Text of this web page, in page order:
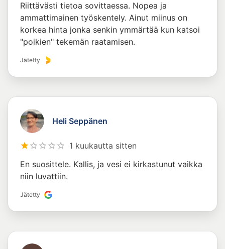
Riittävästi tietoa sovittaessa. Nopea ja
ammattimainen työskentely. Ainut miinus on
korkea hinta jonka senkin ymmärtää kun katsoi
"poikien" tekemän raatamisen.
Jätetty
Heli Seppänen
1 kuukautta sitten
En suosittele. Kallis, ja vesi ei kirkastunut vaikka
niin luvattiin.
Jätetty